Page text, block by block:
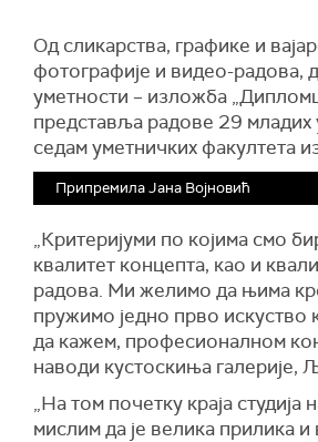
Од сликарства, графике и
фотографије и видео-радова,
уметности – изложба
представља радове 29 младих
седам уметничких факултета
Припремила Јана Војновић
„Критеријуми по којима смо
квалитет концепта, као и
радова. Ми желимо да њима
пружимо једно прво искуство
да кажем, професионалном
наводи кустоскиња галерије,
„На том почетку краја студија
мислим да је велика прилика и